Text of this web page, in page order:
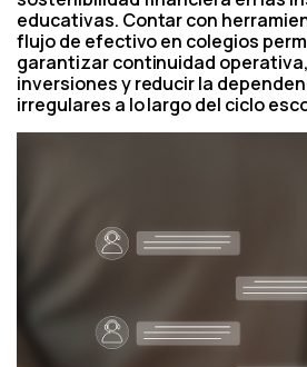
educativas. Contar con
flujo de efectivo en colegios
garantizar continuidad
inversiones y reducir la
irregulares a lo largo del ciclo